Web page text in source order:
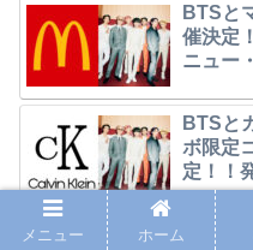
BTSと
催決定
ニュー
BTSと
ボ限定
定！！
メニュー ホーム